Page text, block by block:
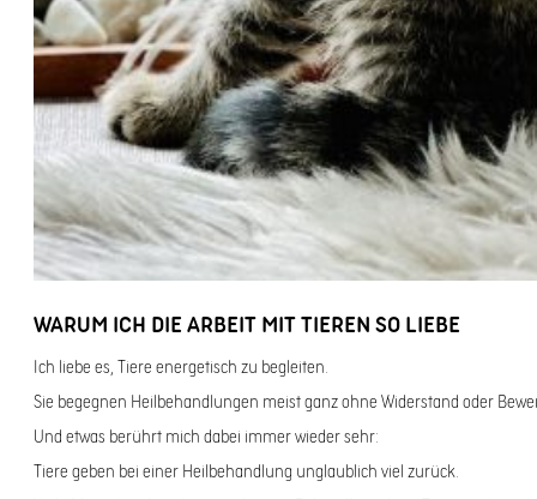
WARUM ICH DIE ARBEIT MIT TIEREN SO LIEBE
Ich liebe es, Tiere energetisch zu begleiten.
Sie begegnen Heilbehandlungen meist ganz ohne Widerstand oder
Und etwas berührt mich dabei immer wieder sehr:
Tiere geben bei einer Heilbehandlung unglaublich viel zurück.